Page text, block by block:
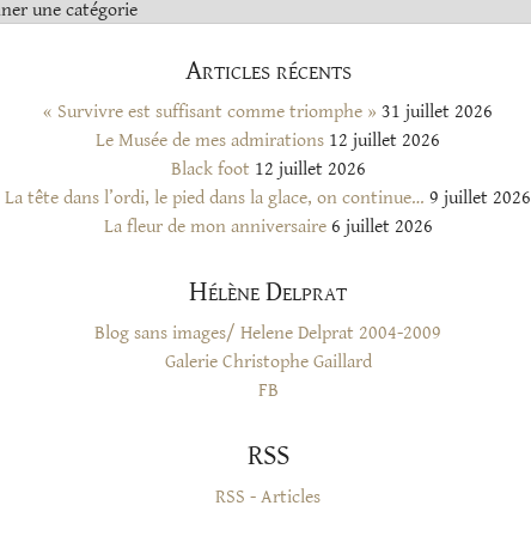
Articles récents
« Survivre est suffisant comme triomphe » 31 juillet 2026
Le Musée de mes admirations 12 juillet 2026
Black foot 12 juillet 2026
La tête dans l’ordi, le pied dans la glace, on continue… 9 juillet 2026
La fleur de mon anniversaire 6 juillet 2026
Hélène Delprat
Blog sans images/ Helene Delprat 2004-2009
Galerie Christophe Gaillard
FB
RSS
RSS - Articles